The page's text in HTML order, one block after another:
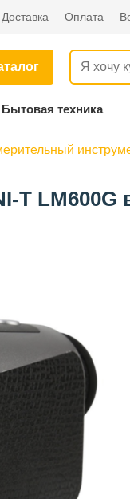
Доставка Оплата
Бытовая техника
LM600G